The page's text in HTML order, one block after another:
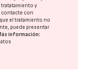
y
contacte con
el tratamiento no
puede presentar
información: